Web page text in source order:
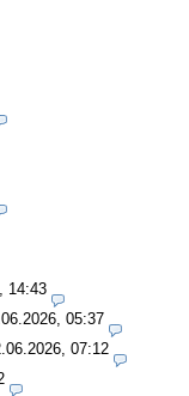
14:43
05:37
07:12